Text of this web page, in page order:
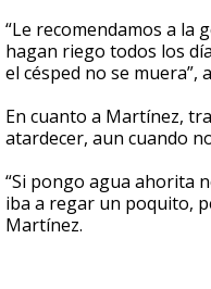
“Le recomendamos a la
hagan riego todos los
el césped no se muera”,
En cuanto a Martínez,
atardecer, aun cuando
“Si pongo agua ahorita
iba a regar un poquito,
Martínez.